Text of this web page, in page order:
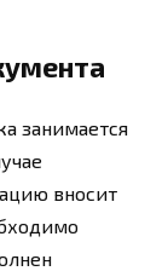
занимается
вносит